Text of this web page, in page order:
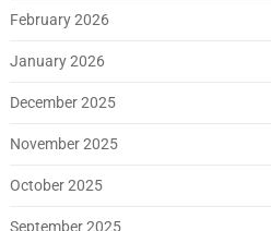
February 2026
January 2026
December 2025
November 2025
October 2025
September 2025